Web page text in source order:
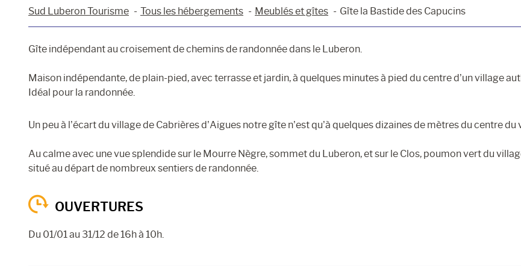
Sud Luberon Tourisme Tous les hébergements Meublés et gîtes Gîte la Bastide des Capucins
Gîte indépendant au croisement de chemins de randonnée dans le Luberon.
Maison indépendante, de plain-pied, avec terrasse et jardin, à quelques minutes à pied du centre d’un village
Idéal pour la randonnée.
Un peu à l’écart du village de Cabrières d’Aigues notre gîte n’est qu’à quelques dizaines de mètres du centre du
Au calme avec une vue splendide sur le Mourre Nègre, sommet du Luberon, et sur le Clos, poumon vert du
situé au départ de nombreux sentiers de randonnée.
OUVERTURES
Du 01/01 au 31/12 de 16h à 10h.